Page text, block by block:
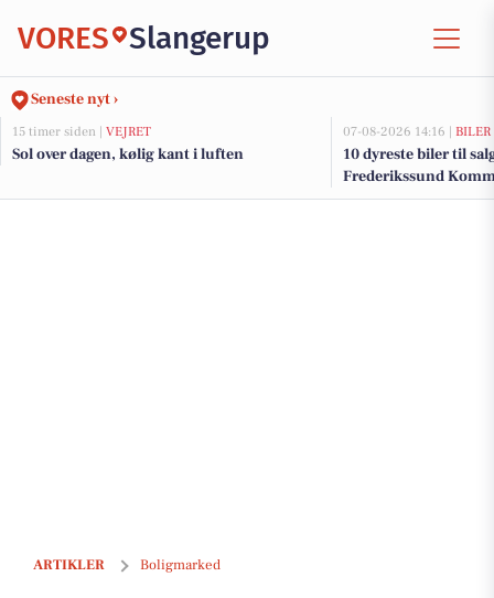
VORES Slangerup
Seneste nyt ›
15 timer siden | VEJRET
Sol over dagen, kølig kant i luften
07-08-2026 14:16 | BILER
10 dyreste biler til
Frederikssund
ARTIKLER Boligmarked
Kongensgade 12 er til salg for kun 1.495.000 kr.: Se de billigste